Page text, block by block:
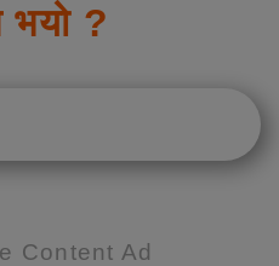
?
Content Ad